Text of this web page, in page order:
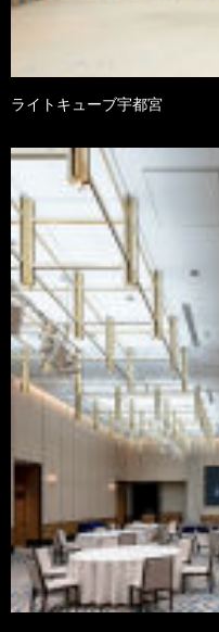
ライトキューブ宇都宮